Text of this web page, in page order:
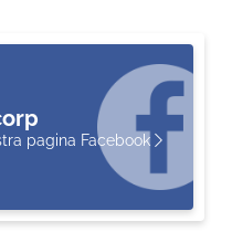
pagina Facebook